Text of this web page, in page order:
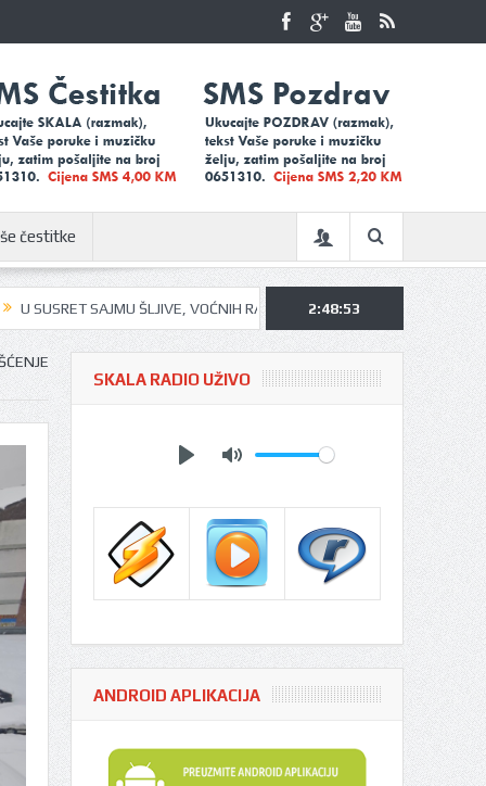
čestitke
ŠLJIVE, VOĆNIH RAKIJA I MEDA U UGLJEVIKU… UGLJEVIČKI ĐACI
2:48:54
SKALA RADIO UŽIVO
ANDROID APLIKACIJA